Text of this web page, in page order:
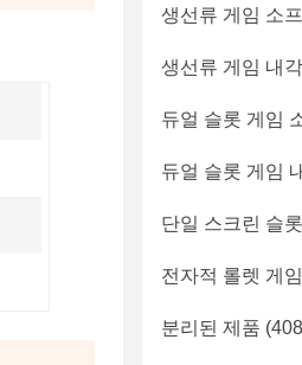
생선류 게임 소
생선류 게임 내각
듀얼 슬롯 게임
듀얼 슬롯 게임
단일 스크린 슬
전자적 롤렛 게임
분리된 제품